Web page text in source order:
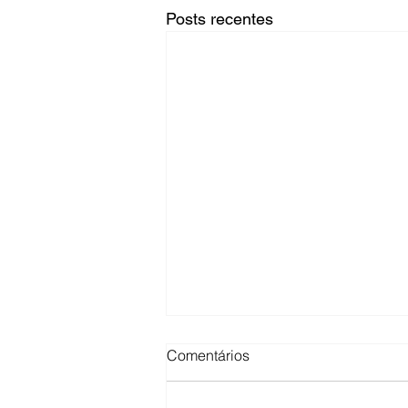
Posts recentes
O ciclo fiscal de 2026 já
começou: como preparar sua
Comentários